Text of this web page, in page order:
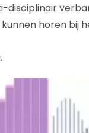
disciplinair
horen